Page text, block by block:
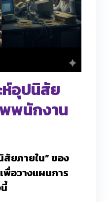
ห์อุปนิสัย
พนักงาน
สัยภายใน” ของ
อวางแผนการ